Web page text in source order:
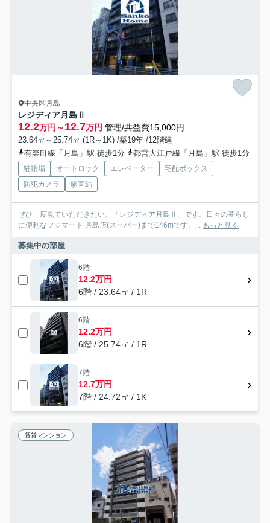
中央区月島
レジディア月島Ⅱ
12.2万円～12.7万円 管理/共益費15,000円
23.64㎡～25.74㎡ (1R～1K) /築19年 /12階建
有楽町線「月島」駅 徒歩1分
都営大江戸線「月島」駅 徒歩1分
駐輪場 オートロック エレベーター
宅配ボックス
防犯カメラ
駅直結
ぜひ一度見ていただきたい、「レジディア月島Ⅱ」です。日々の暮らし
に便利なフジマート 月島店(スーパー)まで146mです。... もっと見る
募集中の部屋
6階
12.2万円
6階 / 23.64㎡ / 1R
6階
12.2万円
6階 / 25.74㎡ / 1R
7階
12.7万円
7階 / 24.72㎡ / 1K
賃貸マンション